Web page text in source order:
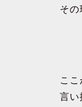
その
ここ
言い